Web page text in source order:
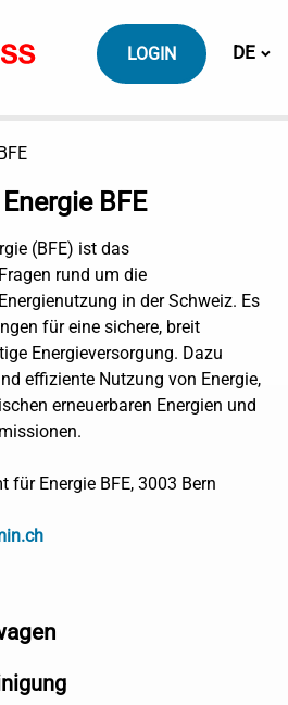
LOGIN DE
BFE
(BFE) ist das
rund um die
in der Schweiz. Es
für eine sichere, breit
Energieversorgung. Dazu
effiziente Nutzung von Energie,
erneuerbaren Energien und
für Energie BFE, 3003 Bern